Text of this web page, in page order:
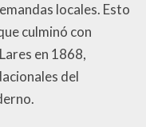
locales. Esto
culminó con
en 1868,
del